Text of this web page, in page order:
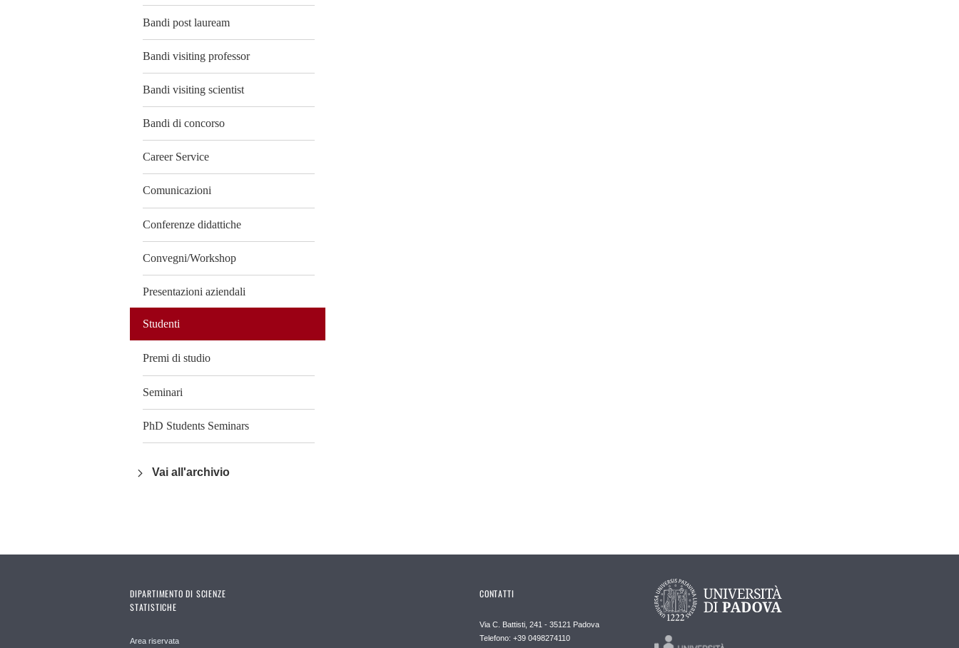
Bandi post lauream
Bandi visiting professor
Bandi visiting scientist
Bandi di concorso
Career Service
Comunicazioni
Conferenze didattiche
Convegni/Workshop
Presentazioni aziendali
Studenti
Premi di studio
Seminari
PhD Students Seminars
Vai all'archivio
DIPARTIMENTO DI SCIENZE
STATISTICHE
Area riservata
CONTATTI
Via C. Battisti, 241 - 35121 Padova
Telefono: +39 0498274110